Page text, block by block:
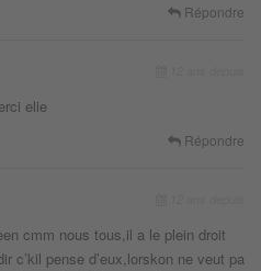
Répondre
elie
Répondre
cmm nous tous,il a le plein droit
c’kil pense d’eux,lorskon ne veut pa